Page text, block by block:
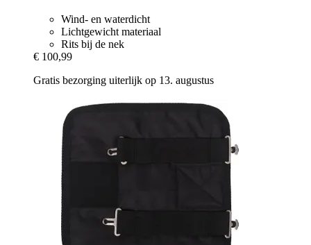
Wind- en waterdicht
Lichtgewicht materiaal
Rits bij de nek
€ 100,99
Gratis bezorging uiterlijk op 13. augustus